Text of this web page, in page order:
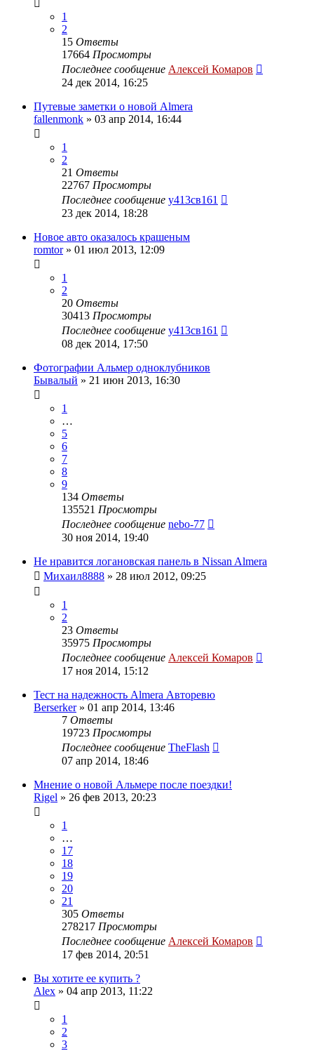
1
2
15 Ответы
17664 Просмотры
Последнее сообщение Алексей Комаров
24 дек 2014, 16:25
Путевые заметки о новой Almera
fallenmonk » 03 апр 2014, 16:44
1
2
21 Ответы
22767 Просмотры
Последнее сообщение у413св161
23 дек 2014, 18:28
Новое авто оказалось крашеным
romtor» 01 июл 2013, 12:09
1
2
20 Ответы
30413 Просмотры
Последнее сообщение у413св161
08 дек 2014, 17:50
Фотографии Альмер одноклубников
Бывалый » 21 июн 2013, 16:30
1
…
5
6
7
8
9
134 Ответы
135521 Просмотры
Последнее сообщение nebo-77
30 ноя 2014, 19:40
Не нравится логановская панель в Nissan Almera
Михаил8888 » 28 июл 2012, 09:25
1
2
23 Ответы
35975 Просмотры
Последнее сообщение Алексей Комаров
17 ноя 2014, 15:12
Тест на надежность Almera Авторевю
Berserker» 01 апр 2014, 13:46
7 Ответы
19723 Просмотры
Последнее сообщение TheFlash
07 апр 2014, 18:46
Мнение о новой Альмере после поездки!
Rigel » 26 фев 2013, 20:23
1
…
17
18
19
20
21
305 Ответы
278217 Просмотры
Последнее сообщение Алексей Комаров
17 фев 2014, 20:51
Вы хотите ее купить ?
Alex » 04 апр 2013, 11:22
1
2
3